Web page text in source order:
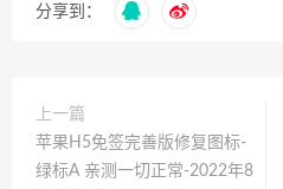
分享到：
上一篇
苹果H5免签完善版修复图标-
绿标A 亲测一切正常-2022年8